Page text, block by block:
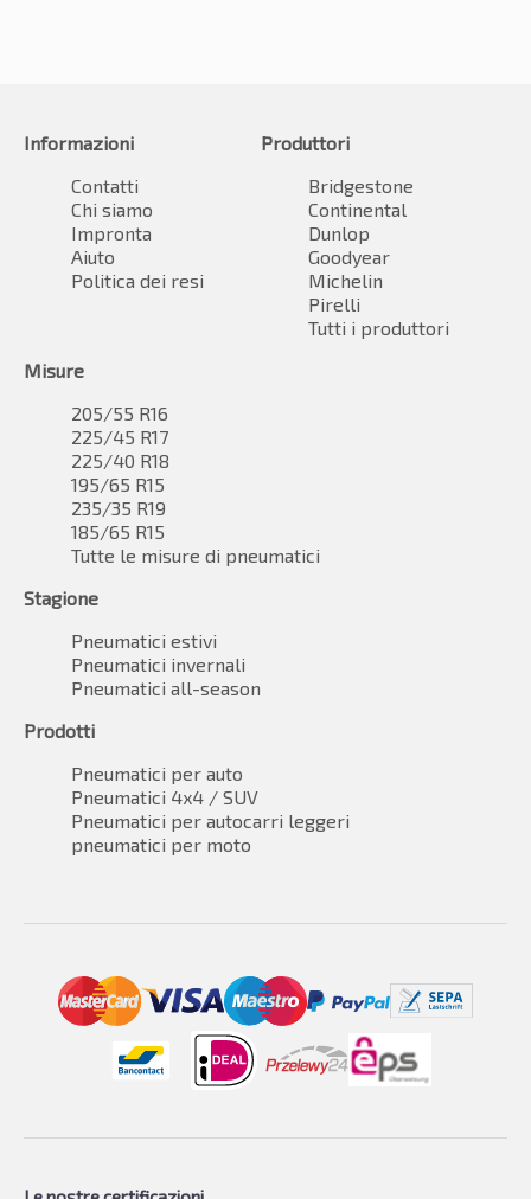
Informazioni
Contatti
Chi siamo
Impronta
Aiuto
Politica dei resi
Produttori
Bridgestone
Continental
Dunlop
Goodyear
Michelin
Pirelli
Tutti i produttori
Misure
205/55 R16
225/45 R17
225/40 R18
195/65 R15
235/35 R19
185/65 R15
Tutte le misure di pneumatici
Stagione
Pneumatici estivi
Pneumatici invernali
Pneumatici all-season
Prodotti
Pneumatici per auto
Pneumatici 4x4 / SUV
Pneumatici per autocarri leggeri
pneumatici per moto